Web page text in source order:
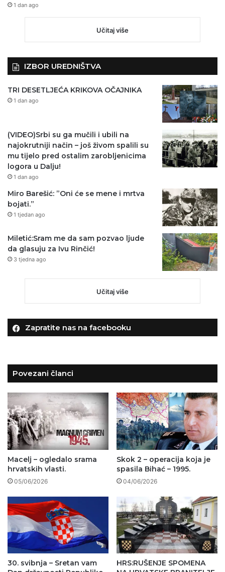
1 dan ago
Učitaj više
IZBOR UREDNIŠTVA
TRI DESETLJEĆA KRIKOVA OČAJNIKA
1 dan ago
(VIDEO)Srbi su ga mučili i ubili na
najokrutniji način – još živom spalili su
mu tijelo pred ostalim zarobljenicima
logora u Dalju!
1 dan ago
Miro Barešić: ”Oni će se mene i mrtva
bojati.”
1 tjedan ago
Miletić:Sram me da sam pozvao ljude
da glasuju za Ivu Rinčić!
3 tjedna ago
Učitaj više
Zapratite nas na facebooku
Povezani članci
Macelj – ogledalo srama
hrvatskih vlasti.
05/06/2026
Skok 2 – operacija koja je
spasila Bihać – 1995.
04/06/2026
30. svibnja – Sretan vam
HRS:RUŠENJE SPOMENA